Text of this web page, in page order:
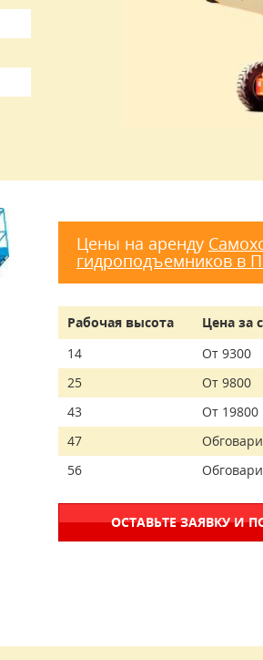
Цены на аренду
гидроподъемников в
Рабочая высота Цена за
14
От 9300
25
От 9800
43
От 19800
47
56
ОСТАВЬТЕ ЗАЯВКУ И